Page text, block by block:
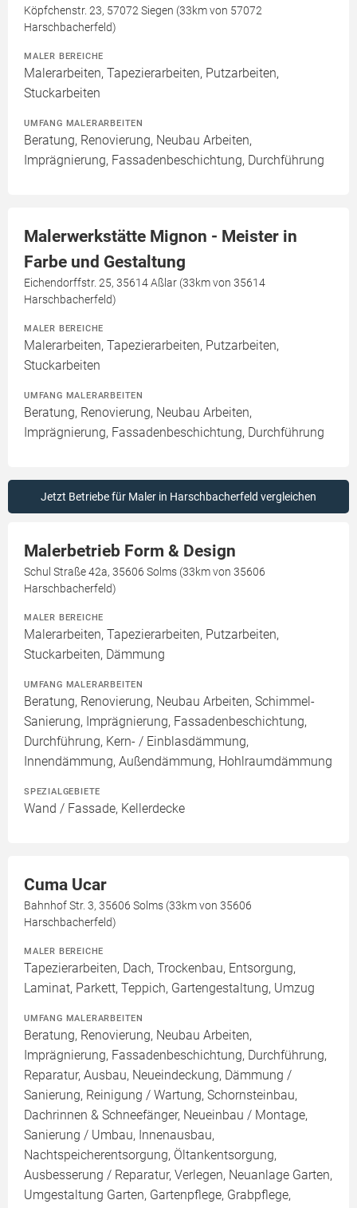
Köpfchenstr. 23, 57072 Siegen (33km von 57072
Harschbacherfeld)
MALER BEREICHE
Malerarbeiten, Tapezierarbeiten, Putzarbeiten,
Stuckarbeiten
UMFANG MALERARBEITEN
Beratung, Renovierung, Neubau Arbeiten,
Imprägnierung, Fassadenbeschichtung, Durchführung
Malerwerkstätte Mignon - Meister in
Farbe und Gestaltung
Eichendorffstr. 25, 35614 Aßlar (33km von 35614
Harschbacherfeld)
MALER BEREICHE
Malerarbeiten, Tapezierarbeiten, Putzarbeiten,
Stuckarbeiten
UMFANG MALERARBEITEN
Beratung, Renovierung, Neubau Arbeiten,
Imprägnierung, Fassadenbeschichtung, Durchführung
Jetzt Betriebe für Maler in Harschbacherfeld vergleichen
Malerbetrieb Form & Design
Schul Straße 42a, 35606 Solms (33km von 35606
Harschbacherfeld)
MALER BEREICHE
Malerarbeiten, Tapezierarbeiten, Putzarbeiten,
Stuckarbeiten, Dämmung
UMFANG MALERARBEITEN
Beratung, Renovierung, Neubau Arbeiten, Schimmel-
Sanierung, Imprägnierung, Fassadenbeschichtung,
Durchführung, Kern- / Einblasdämmung,
Innendämmung, Außendämmung, Hohlraumdämmung
SPEZIALGEBIETE
Wand / Fassade, Kellerdecke
Cuma Ucar
Bahnhof Str. 3, 35606 Solms (33km von 35606
Harschbacherfeld)
MALER BEREICHE
Tapezierarbeiten, Dach, Trockenbau, Entsorgung,
Laminat, Parkett, Teppich, Gartengestaltung, Umzug
UMFANG MALERARBEITEN
Beratung, Renovierung, Neubau Arbeiten,
Imprägnierung, Fassadenbeschichtung, Durchführung,
Reparatur, Ausbau, Neueindeckung, Dämmung /
Sanierung, Reinigung / Wartung, Schornsteinbau,
Dachrinnen & Schneefänger, Neueinbau / Montage,
Sanierung / Umbau, Innenausbau,
Nachtspeicherentsorgung, Öltankentsorgung,
Ausbesserung / Reparatur, Verlegen, Neuanlage Garten,
Umgestaltung Garten, Gartenpflege, Grabpflege,